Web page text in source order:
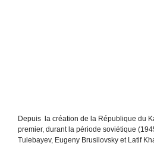
Depuis la création de la République du
premier, durant la période soviétique
Tulebayev, Eugeny Brusilovsky et Latif